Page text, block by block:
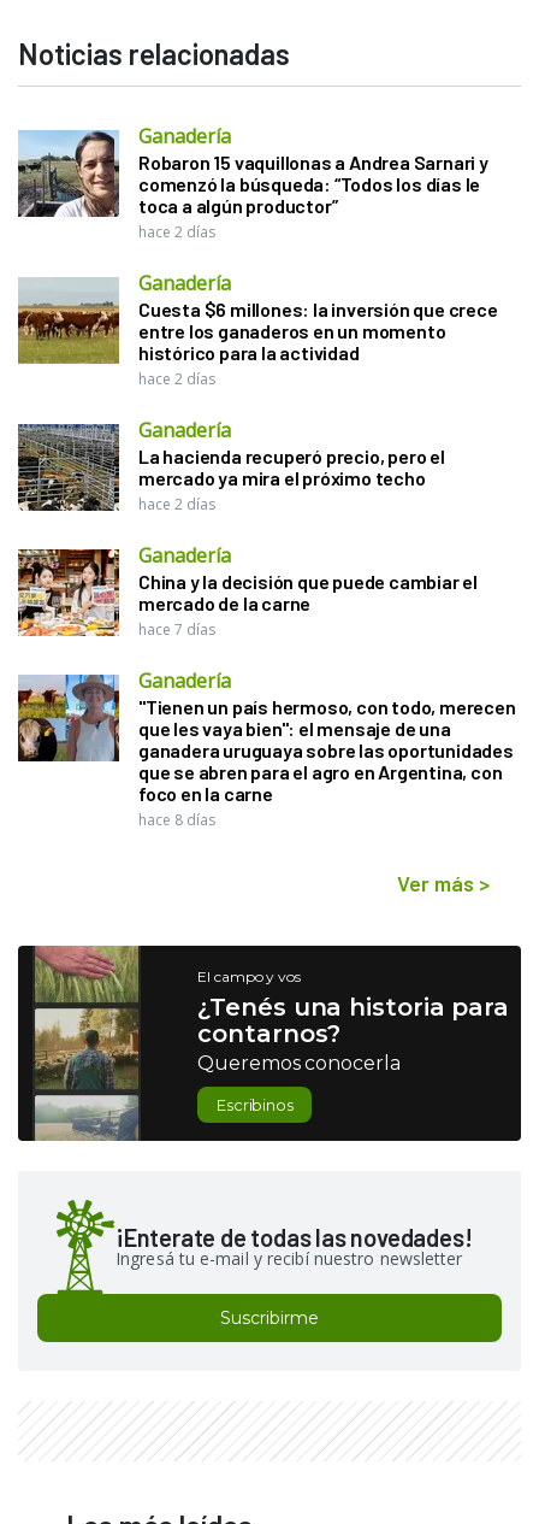
Noticias relacionadas
Ganadería
Robaron 15 vaquillonas a Andrea Sarnari y
comenzó la búsqueda: “Todos los días le
toca a algún productor”
hace 2 días
Ganadería
Cuesta $6 millones: la inversión que crece
entre los ganaderos en un momento
histórico para la actividad
hace 2 días
Ganadería
La hacienda recuperó precio, pero el
mercado ya mira el próximo techo
hace 2 días
Ganadería
China y la decisión que puede cambiar el
mercado de la carne
hace 7 días
Ganadería
"Tienen un país hermoso, con todo, merecen
que les vaya bien": el mensaje de una
ganadera uruguaya sobre las oportunidades
que se abren para el agro en Argentina, con
foco en la carne
hace 8 días
Ver más >
El campo y vos
¿Tenés una historia para
contarnos?
Queremos conocerla
Escribinos
¡Enterate de todas las novedades!
Ingresá tu e-mail y recibí nuestro newsletter
Suscribirme